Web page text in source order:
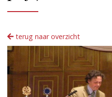
terug naar overzicht